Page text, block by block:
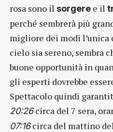
rosa sono il sorgere e il
perché sembrerà più
migliore dei modi
cielo sia sereno, sembra
buone opportunità in
gli esperti dovrebbe
Spettacolo quindi
20:26circa del 7 sera,
07:16circa del mattino